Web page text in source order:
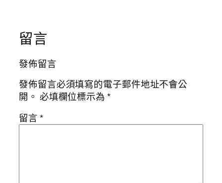
留言
發佈留言
發佈留言必須填寫的電子郵件地址不會公
開。 必填欄位標示為*
留言*